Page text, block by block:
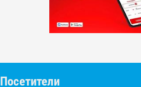
Посетители